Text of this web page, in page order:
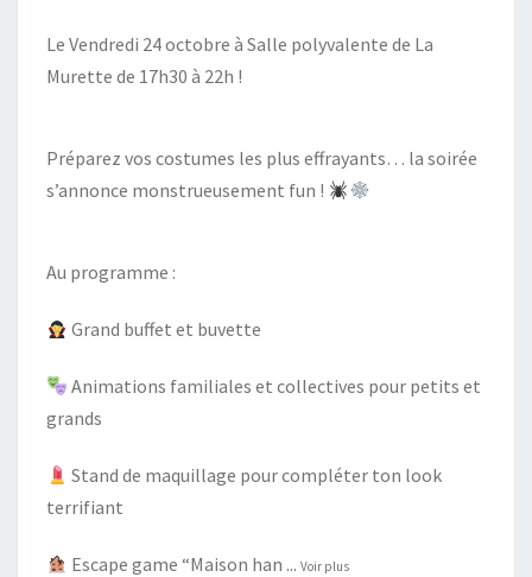
Le Vendredi 24 octobre à Salle polyvalente de La
Murette de 17h30 à 22h !
Préparez vos costumes les plus effrayants… la soirée
s’annonce monstrueusement fun !
Au programme :
Grand buffet et buvette
Animations familiales et collectives pour petits et
grands
Stand de maquillage pour compléter ton look
terrifiant
Escape game “Maison han ...Voir plus